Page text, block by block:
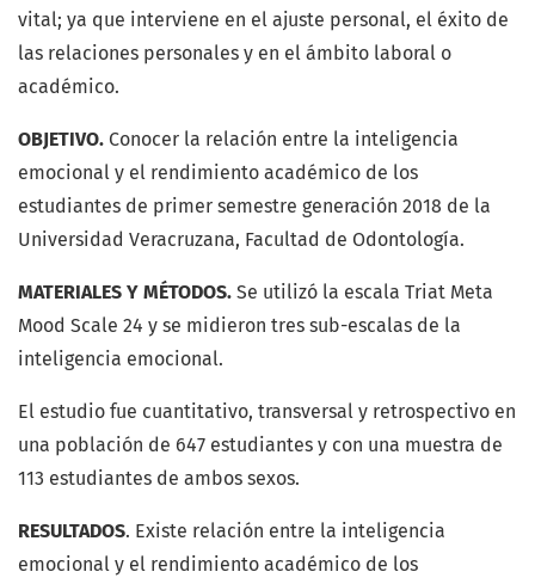
vital; ya que interviene en el ajuste personal, el éxito de
las relaciones personales y en el ámbito laboral o
académico.
OBJETIVO. Conocer la relación entre la inteligencia
emocional y el rendimiento académico de los
estudiantes de primer semestre generación 2018 de la
Universidad Veracruzana, Facultad de Odontología.
MATERIALES Y MÉTODOS. Se utilizó la escala Triat Meta
Mood Scale 24 y se midieron tres sub-escalas de la
inteligencia emocional.
El estudio fue cuantitativo, transversal y retrospectivo en
una población de 647 estudiantes y con una muestra de
113 estudiantes de ambos sexos.
RESULTADOS. Existe relación entre la inteligencia
emocional y el rendimiento académico de los